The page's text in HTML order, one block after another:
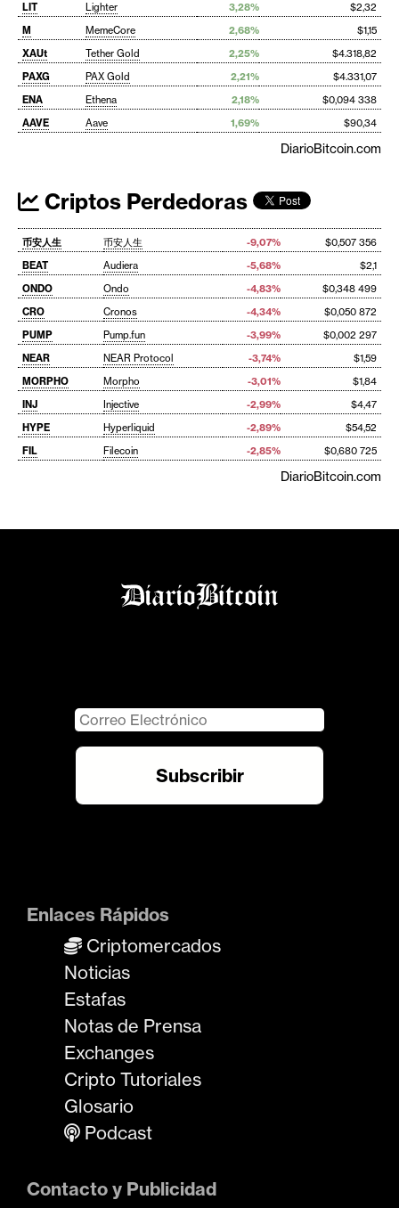
LIT
Lighter 3,28%
$2,32
M
MemeCore 2,68%
$1,15
XAUt
Tether Gold 2,25%
$4.318,82
PAXG
PAX Gold 2,21%
$4.331,07
ENA
Ethena 2,18%
$0,094 338
AAVE
Aave 1,69% $90,34
DiarioBitcoin.com
Criptos Perdedoras
币安人生 币安人生 -9,07%
$0,507 356
BEAT
Audiera -5,68%
$2,1
ONDO
Ondo -4,83%
$0,348 499
CRO
Cronos -4,34%
$0,050 872
PUMP
Pump.fun -3,99%
$0,002 297
NEAR
NEAR Protocol -3,74%
$1,59
MORPHO
Morpho -3,01%
$1,84
INJ
Injective -2,99%
$4,47
HYPE
Hyperliquid -2,89%
$54,52
FIL
Filecoin -2,85% $0,680 725
DiarioBitcoin.com
Enlaces Rápidos
Criptomercados
Noticias
Estafas
Notas de Prensa
Exchanges
Cripto Tutoriales
Glosario
Podcast
Contacto y Publicidad